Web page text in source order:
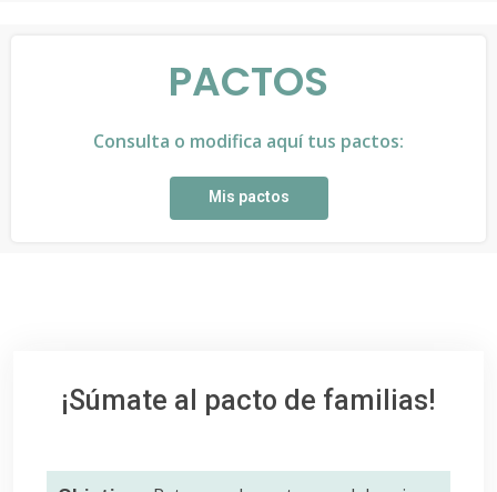
PACTOS
Consulta o modifica aquí tus pactos:
Mis pactos
¡Súmate al pacto de familias!